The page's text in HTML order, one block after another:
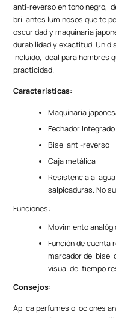
anti-reverso en tono negro,
brillantes luminosos que te
oscuridad ymaquinaria
durabilidad y exactitud. Un
incluido, ideal para hombres
practicidad.
Características:
Maquinaria
Fechador Integrado
Bisel anti-reverso
Caja metálica
Resistencia al
salpicaduras. No
Funciones:
Movimiento
Función de cuenta
marcador del bisel
visual del tiempo
Consejos:
Aplica perfumes o lociones